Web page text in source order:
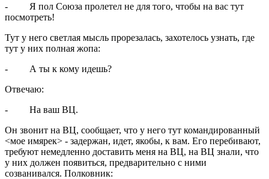
- Я пол Союза пролетел не для того, чтобы на вас тут
посмотреть!
Тут у него светлая мысль прорезалась, захотелось узнать, где
тут у них полная жопа:
- А ты к кому идешь?
Отвечаю:
- На ваш ВЦ.
Он звонит на ВЦ, сообщает, что у него тут командированный
<мое имярек> - задержан, идет, якобы, к вам. Его перебивают,
требуют немедленно доставить меня на ВЦ, на ВЦ знали, что
у них должен появиться, предварительно с ними
созванивался. Полковник: